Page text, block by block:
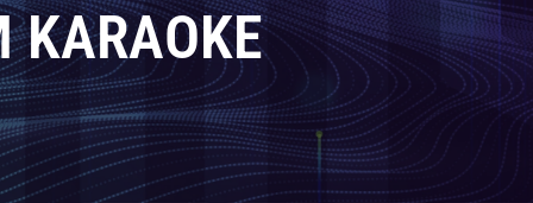
KARAOKE